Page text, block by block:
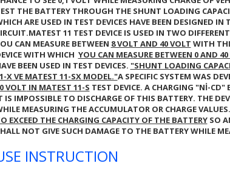
THE BATTERY THROUGH THE SHUNT LOADING
ARE USED IN TEST DEVICES HAVE BEEN DESIGNED
MATEST 11 TEST DEVICE IS USED IN TWO
CAN MEASURE BETWEEN 8 VOLT AND 40 VOLT WITH
WITH WHICH YOU CAN MEASURE BETWEEN 0 AND
BEEN USED IN TEST DEVICES. "SHUNT LOADING
X VE MATEST 11-SX MODEL."A SPECIFIC SYSTEM WAS
VOLT IN MATEST 11-S TEST DEVICE. A CHARGING "Nİ-CD"
IS IMPOSSIBLE TO DISCHARGE OF THIS BATTERY. THE
MEASURING THE ACCUMULATOR OR CHARGE
EXCEED THE CHARGING CAPACITY OF THE BATTERYSO
NOT GIVE SUCH DAMAGE TO THE BATTERY WHILE
INSTRUCTION